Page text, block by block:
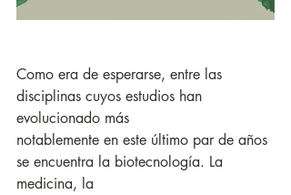
Como era de esperarse, entre las
disciplinas cuyos estudios han
evolucionado más
notablemente en este último par de años
se encuentra la biotecnología. La
medicina, la